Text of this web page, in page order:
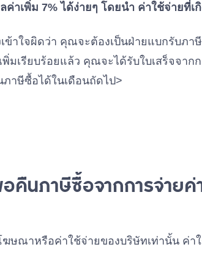
าเพิ่ม 7% ได้ง่ายๆ โดยนำ ค่าใช้จ่ายที่
ข้าใจผิดว่า คุณจะต้องเป็นฝ่ายแบกรับภา
มเรียบร้อยแล้ว คุณจะได้รับใบเสร็จจาก
ภาษีซื้อได้ในเดือนถัดไป>
ขอคืนภาษีซื้อจากการจ่า
ฆษณาหรือค่าใช้จ่ายของบริษัทเท่านั้น ค่